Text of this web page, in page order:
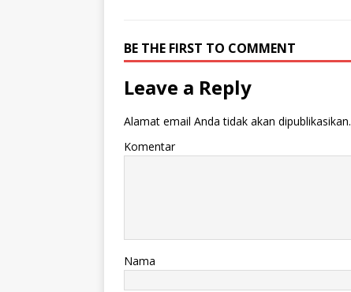
BE THE FIRST TO COMMENT
Leave a Reply
Alamat email Anda tidak akan dipublikasikan.
Komentar
Nama